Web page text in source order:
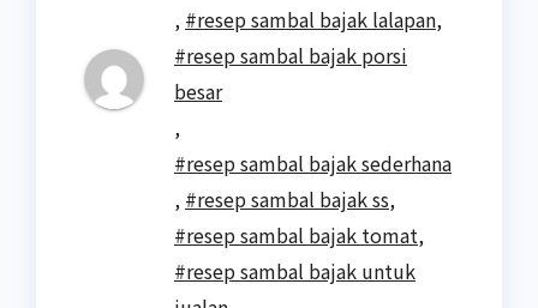
, #resep sambal bajak lalapan,
#resep sambal bajak porsi
besar
,
#resep sambal bajak sederhana
, #resep sambal bajak ss,
#resep sambal bajak tomat,
#resep sambal bajak untuk